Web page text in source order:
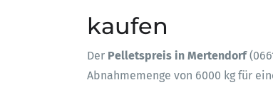
kaufen
Der Pelletspreis in Mertendorf
Abnahmemenge von 6000 kg für